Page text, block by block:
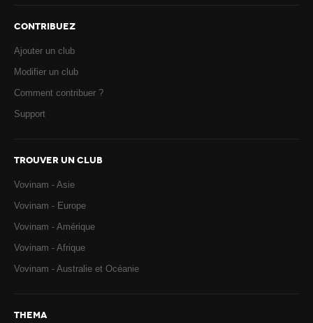
CONTRIBUEZ
Ajouter un club
Modifier un club
Comment contribuer ?
Support
TROUVER UN CLUB
Vovinam - Asie
Vovinam - Europe
Vovinam - Amérique
Vovinam - Afrique
Vovinam - Australie et Océanie
THEMA